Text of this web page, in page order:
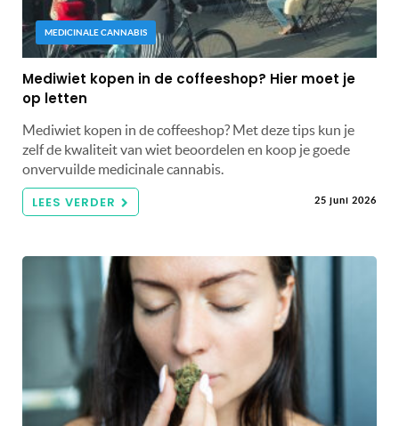
MEDICINALE CANNABIS
Mediwiet kopen in de coffeeshop? Hier moet je
op letten
Mediwiet kopen in de coffeeshop? Met deze tips kun je
zelf de kwaliteit van wiet beoordelen en koop je goede
onvervuilde medicinale cannabis.
LEES VERDER 25 juni 2026